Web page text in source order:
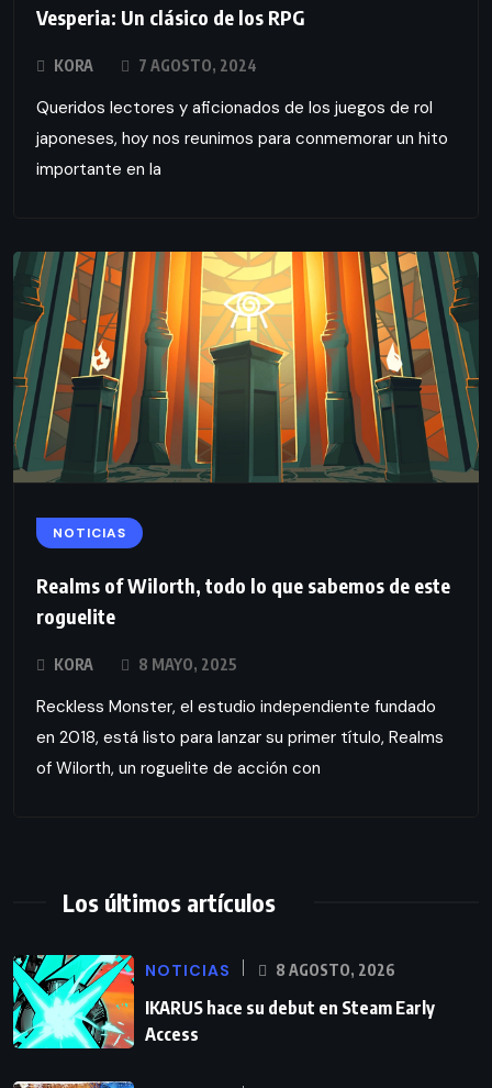
Vesperia: Un clásico de los RPG
KORA 7 AGOSTO, 2024
Queridos lectores y aficionados de los juegos de rol
japoneses, hoy nos reunimos para conmemorar un hito
importante en la
NOTICIAS
Realms of Wilorth, todo lo que sabemos de este
roguelite
KORA 8 MAYO, 2025
Reckless Monster, el estudio independiente fundado
en 2018, está listo para lanzar su primer título, Realms
of Wilorth, un roguelite de acción con
Los últimos artículos
NOTICIAS 8 AGOSTO, 2026
IKARUS hace su debut en Steam Early
Access